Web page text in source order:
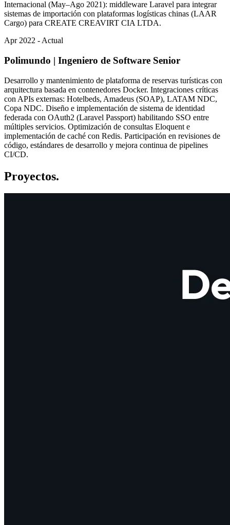
Internacional (May–Ago 2021): middleware Laravel para integrar
sistemas de importación con plataformas logísticas chinas (LAAR
Cargo) para CREATE CREAVIRT CIA LTDA.
Apr 2022 - Actual
Polimundo | Ingeniero de Software Senior
Desarrollo y mantenimiento de plataforma de reservas turísticas con
arquitectura basada en contenedores Docker. Integraciones críticas
con APIs externas: Hotelbeds, Amadeus (SOAP), LATAM NDC,
Copa NDC. Diseño e implementación de sistema de identidad
federada con OAuth2 (Laravel Passport) habilitando SSO entre
múltiples servicios. Optimización de consultas Eloquent e
implementación de caché con Redis. Participación en revisiones de
código, estándares de desarrollo y mejora continua de pipelines
CI/CD.
Proyectos.